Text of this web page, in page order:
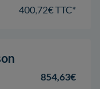
400,72€ TTC*
854,63€